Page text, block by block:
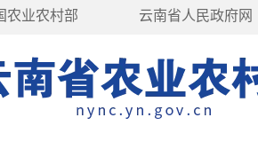
农业农村部 云南省人民政府网